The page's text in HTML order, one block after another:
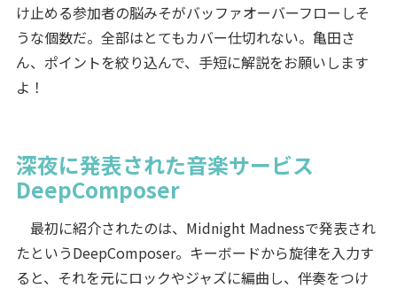
け止める参加者の脳みそがバッファオーバーフローしそ
うな個数だ。全部はとてもカバー仕切れない。亀田さ
ん、ポイントを絞り込んで、手短に解説をお願いします
よ！
深夜に発表された音楽サービス
DeepComposer
最初に紹介されたのは、Midnight Madnessで発表され
たというDeepComposer。キーボードから旋律を入力す
ると、それを元にロックやジャズに編曲し、伴奏をつけ